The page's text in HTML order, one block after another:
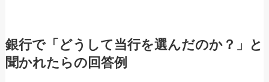
銀行で「どうして当行を選んだのか？」と
聞かれたらの回答例